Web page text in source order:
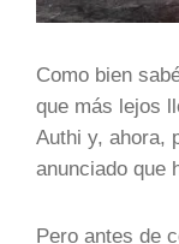
Como bien
que más lejos
Authi y, ahora,
anunciado que
Pero antes de